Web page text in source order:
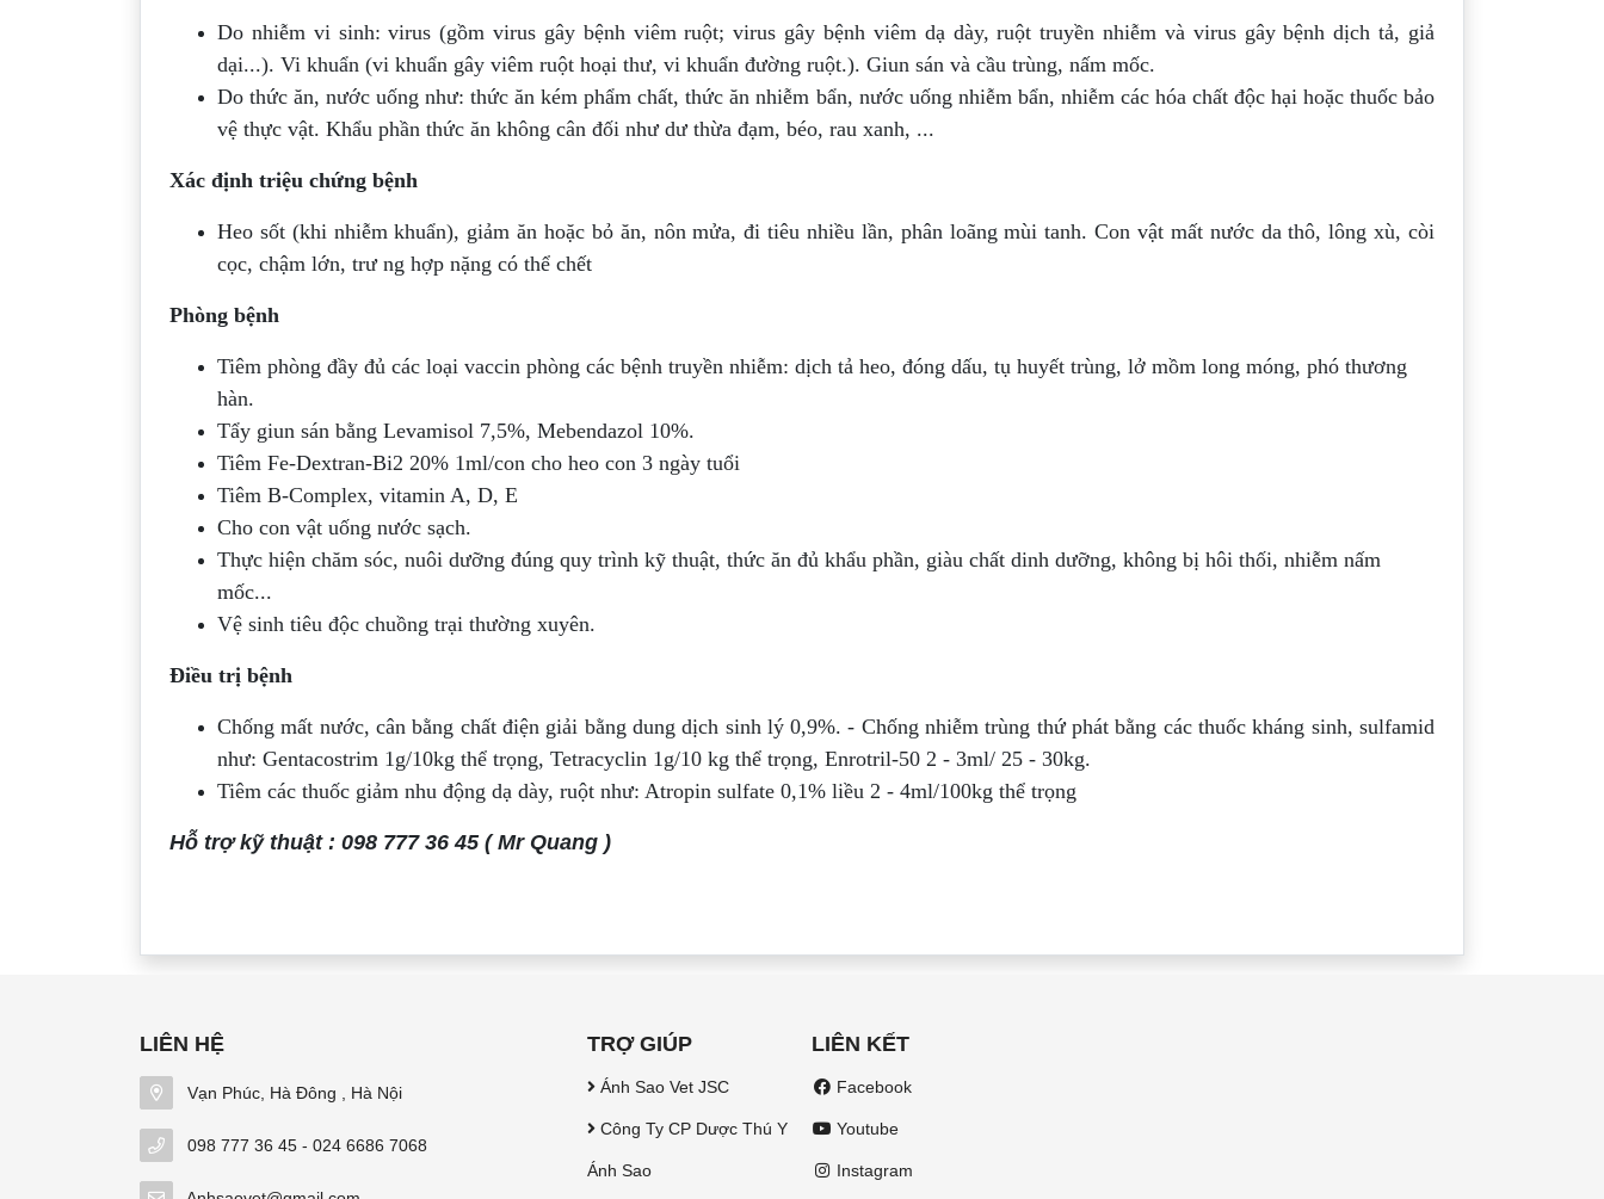
Do nhiễm vi sinh: virus (gồm virus gây bệnh viêm ruột; virus gây bệnh viêm dạ dày, ruột truyền nhiễm và virus gây bệnh dịch tả, giả
dại...). Vi khuẩn (vi khuẩn gây viêm ruột hoại thư, vi khuẩn đường ruột.). Giun sán và cầu trùng, nấm mốc.
Do thức ăn, nước uống như: thức ăn kém phẩm chất, thức ăn nhiễm bẩn, nước uống nhiễm bẩn, nhiễm các hóa chất độc hại hoặc thuốc bảo
vệ thực vật. Khẩu phần thức ăn không cân đối như dư thừa đạm, béo, rau xanh, ...
Xác định triệu chứng bệnh
Heo sốt (khi nhiễm khuẩn), giảm ăn hoặc bỏ ăn, nôn mửa, đi tiêu nhiều lần, phân loãng mùi tanh. Con vật mất nước da thô, lông xù, còi
cọc, chậm lớn, trư ng hợp nặng có thể chết
Phòng bệnh
Tiêm phòng đầy đủ các loại vaccin phòng các bệnh truyền nhiễm: dịch tả heo, đóng dấu, tụ huyết trùng, lở mồm long móng, phó thương
hàn.
Tẩy giun sán bằng Levamisol 7,5%, Mebendazol 10%.
Tiêm Fe-Dextran-Bi2 20% 1ml/con cho heo con 3 ngày tuổi
Tiêm B-Complex, vitamin A, D, E
Cho con vật uống nước sạch.
Thực hiện chăm sóc, nuôi dưỡng đúng quy trình kỹ thuật, thức ăn đủ khẩu phần, giàu chất dinh dưỡng, không bị hôi thối, nhiễm nấm
mốc...
Vệ sinh tiêu độc chuồng trại thường xuyên.
Điều trị bệnh
Chống mất nước, cân bằng chất điện giải bằng dung dịch sinh lý 0,9%. - Chống nhiễm trùng thứ phát bằng các thuốc kháng sinh, sulfamid
như: Gentacostrim 1g/10kg thể trọng, Tetracyclin 1g/10 kg thể trọng, Enrotril-50 2 - 3ml/ 25 - 30kg.
Tiêm các thuốc giảm nhu động dạ dày, ruột như: Atropin sulfate 0,1% liều 2 - 4ml/100kg thể trọng
Hỗ trợ kỹ thuật : 098 777 36 45 ( Mr Quang )
LIÊN HỆ
Vạn Phúc, Hà Đông , Hà Nội
098 777 36 45 - 024 6686 7068
TRỢ GIÚP
Ánh Sao Vet JSC
Công Ty CP Dược Thú Y
Ánh Sao
LIÊN KẾT
Facebook
Youtube
Instagram